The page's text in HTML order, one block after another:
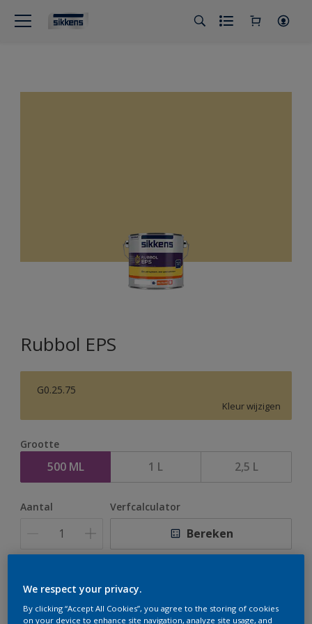
Rubbol EPS
G0.25.75
Kleur wijzigen
Grootte
500 ML 1 L 2,5 L
Aantal Verfcalculator
Bereken
Op dit moment is het niet mogelijk dit product online
te bestellen. Houd de website in de gaten, we werken
er hard aan om de voorraad aan te vullen.
We respect your privacy.
By clicking “Accept All Cookies”, you agree to the storing of cookies
on your device to enhance site navigation, analyze site usage, and